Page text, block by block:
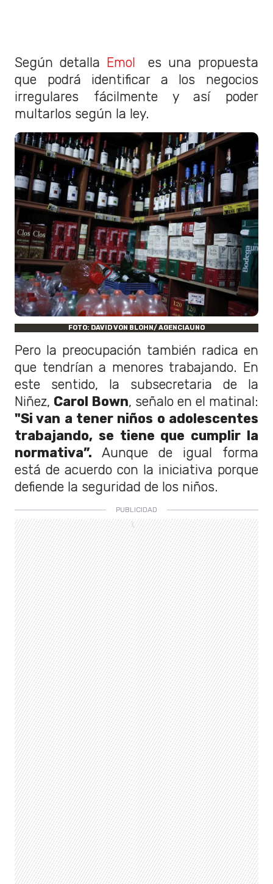
Según detalla Emol es una propuesta
que podrá identificar a los negocios
irregulares fácilmente y así poder
multarlos según la ley.
FOTO: DAVID VON BLOHN/ AGENCIAUNO
Pero la preocupación también radica en
que tendrían a menores trabajando. En
este sentido, la subsecretaria de la
Niñez, Carol Bown, señalo en el matinal:
"Si van a tener niños o adolescentes
trabajando, se tiene que cumplir la
normativa”. Aunque de igual forma
está de acuerdo con la iniciativa porque
defiende la seguridad de los niños.